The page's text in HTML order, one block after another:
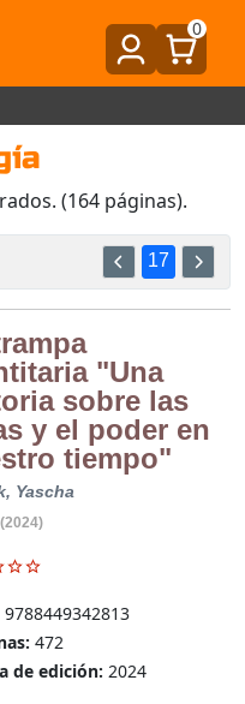
0
(164 páginas).
17
"Una
sobre las
y el poder en
tiempo"
Yascha
9788449342813
472
de edición: 2024